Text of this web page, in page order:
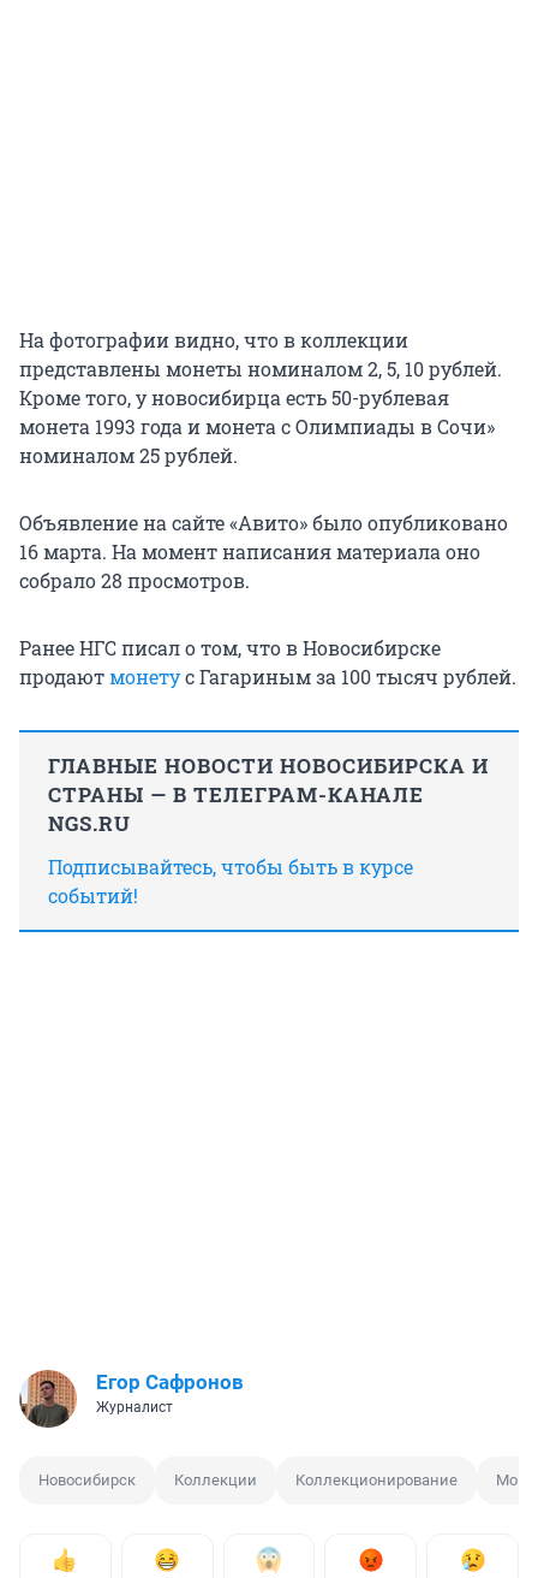
На фотографии видно, что в коллекции
представлены монеты номиналом 2, 5, 10 рублей.
Кроме того, у новосибирца есть 50-рублевая
монета 1993 года и монета с Олимпиады в Сочи»
номиналом 25 рублей.
Объявление на сайте «Авито» было опубликовано
16 марта. На момент написания материала оно
собрало 28 просмотров.
Ранее НГС писал о том, что в Новосибирске
продаютмонетус Гагариным за 100 тысяч рублей.
ГЛАВНЫЕ НОВОСТИ НОВОСИБИРСКА И
СТРАНЫ — В ТЕЛЕГРАМ-КАНАЛЕ
NGS.RU
Подписывайтесь, чтобы быть в курсе
событий!
Егор Сафронов
Журналист
Новосибирск Коллекции Коллекционирование